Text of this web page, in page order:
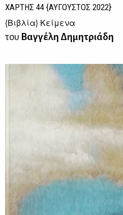
ΧΑΡΤΗΣ 44 {ΑΥΓΟΥΣΤΟΣ 2022}
{Βιβλία} Κείμενα
του Βαγγέλη Δημητριάδη